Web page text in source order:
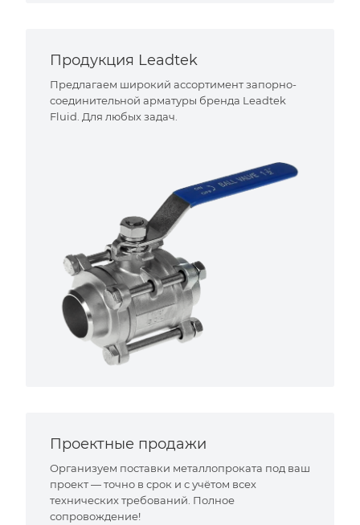
Продукция Leadtek
Предлагаем широкий ассортимент запорно-
соединительной арматуры бренда Leadtek
Fluid. Для любых задач.
Проектные продажи
Организуем поставки металлопроката под ваш
проект — точно в срок и с учётом всех
технических требований. Полное
сопровождение!